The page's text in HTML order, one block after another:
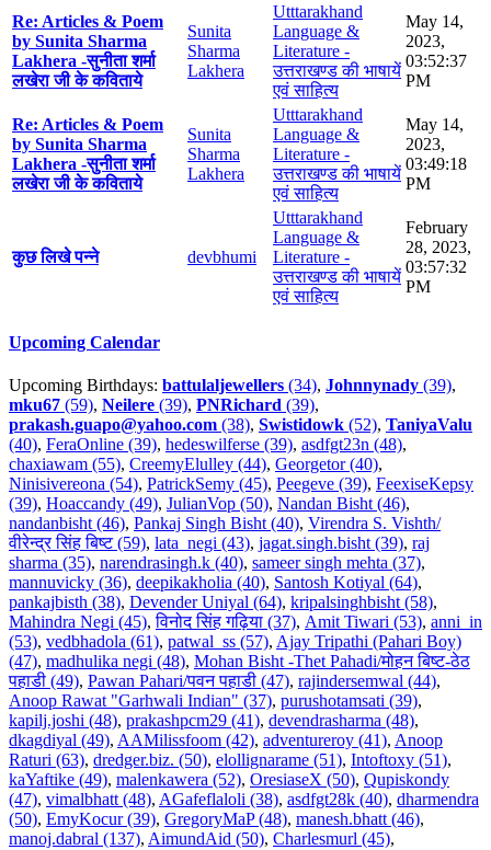
Re: Articles & Poem
by Sunita Sharma
Lakhera -सुनीता शर्मा
लखेरा जी के कविताये
Sunita
Sharma
Lakhera
Utttarakhand
Language &
Literature -
उत्तराखण्ड की भाषायें
एवं साहित्य
May 14,
2023,
03:52:37
PM
Re: Articles & Poem
by Sunita Sharma
Lakhera -सुनीता शर्मा
लखेरा जी के कविताये
Sunita
Sharma
Lakhera
Utttarakhand
Language &
Literature -
उत्तराखण्ड की भाषायें
एवं साहित्य
May 14,
2023,
03:49:18
PM
कुछ लिखे पन्ने devbhumi
Utttarakhand
Language &
Literature -
उत्तराखण्ड की भाषायें
एवं साहित्य
February
28, 2023,
03:57:32
PM
Upcoming Calendar
Upcoming Birthdays: battulaljewellers (34), Johnnynady (39),
mku67 (59), Neilere (39), PNRichard (39),
prakash.guapo@yahoo.com (38), Swistidowk (52), TaniyaValu
(40), FeraOnline (39), hedeswilferse (39), asdfgt23n (48),
chaxiawam (55), CreemyElulley (44), Georgetor (40),
Ninisivereona (54), PatrickSemy (45), Peegeve (39), FeexiseKepsy
(39), Hoaccandy (49), JulianVop (50), Nandan Bisht (46),
nandanbisht (46), Pankaj Singh Bisht (40), Virendra S. Vishth/
वीरेन्द्र सिंह बिष्ट (59), lata_negi (43), jagat.singh.bisht (39), raj
sharma (35), narendrasingh.k (40), sameer singh mehta (37),
mannuvicky (36), deepikakholia (40), Santosh Kotiyal (64),
pankajbisth (38), Devender Uniyal (64), kripalsinghbisht (58),
Mahindra Negi (45),विनोद सिंह गढ़िया (37), Amit Tiwari (53), anni_in
(53), vedbhadola (61), patwal_ss (57), Ajay Tripathi (Pahari Boy)
(47), madhulika negi (48), Mohan Bisht -Thet Pahadi/मोहन बिष्ट-ठेठ
पहाडी (49), Pawan Pahari/पवन पहाडी (47), rajindersemwal (44),
Anoop Rawat "Garhwali Indian" (37), purushotamsati (39),
kapilj.joshi (48), prakashpcm29 (41), devendrasharma (48),
dkagdiyal (49), AAMilissfoom (42), adventureroy (41), Anoop
Raturi (63), dredger.biz. (50), elollignarame (51), Intoftoxy (51),
kaYaftike (49), malenkawera (52), OresiaseX (50), Qupiskondy
(47), vimalbhatt (48), AGafeflaloli (38), asdfgt28k (40), dharmendra
(50), EmyKocur (39), GregoryMaP (48), manesh.bhatt (46),
manoj.dabral (137), AimundAid (50), Charlesmurl (45),